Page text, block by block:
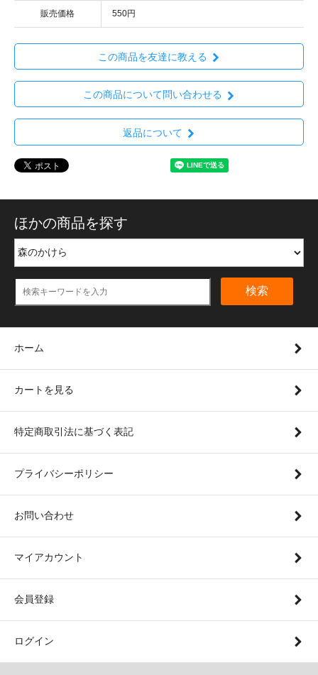
販売価格 550円
この商品を友達に教える
この商品について問い合わせる
返品について
ほかの商品を探す
検索
ホーム
カートを見る
特定商取引法に基づく表記
プライバシーポリシー
お問い合わせ
マイアカウント
会員登録
ログイン